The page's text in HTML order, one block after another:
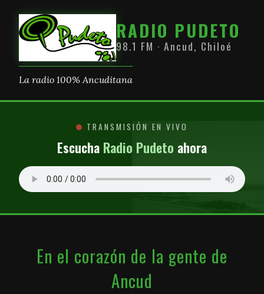
RADIO PUDETO
98.1 FM · Ancud, Chiloé
La radio 100% Ancuditana
TRANSMISIÓN EN VIVO
Escucha Radio Pudeto ahora
En el corazón de la gente de
Ancud